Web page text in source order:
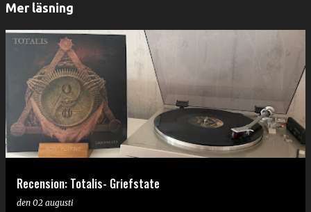
Mer läsning
Recension: Totalis- Griefstate
den 02 augusti